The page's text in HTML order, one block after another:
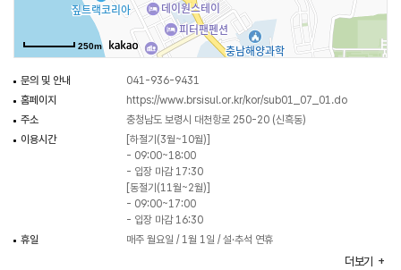
고속도로는 서해안고속도로 대천 IC가 가깝다. 주변에는 대천항, 대천해수욕장,
원산도, 대천 펜션 단지 등의 관광지가 있다.
250m
문의 및 안내
041-936-9431
홈페이지
https://www.brsisul.or.kr/kor/sub01_07_01.do
주소
충청남도 보령시 대천항로 250-20 (신흑동)
이용시간
[하절기(3월~10월)]
- 09:00~18:00
- 입장 마감 17:30
[동절기(11월~2월)]
- 09:00~17:00
- 입장 마감 16:30
휴일
매주 월요일 / 1월 1일 / 설·추석 연휴
더보기